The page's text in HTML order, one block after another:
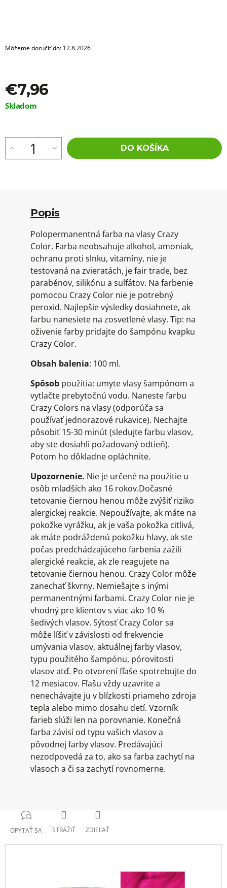
Môžeme doručiť do: 12.8.2026
€7,96
Jednotková
Skladom
DO KOŠÍKA
Popis
Polopermanentná farba na vlasy Crazy
Color. Farba neobsahuje alkohol, amoniak,
ochranu proti slnku, vitamíny, nie je
testovaná na zvieratách, je fair trade, bez
parabénov, silikónu a sulfátov. Na farbenie
pomocou Crazy Color nie je potrebný
peroxid. Najlepšie výsledky dosiahnete, ak
farbu nanesiete na zosvetlené vlasy. Tip: na
oživenie farby pridajte do šampónu kvapku
Crazy Color.
Obsah balenia: 100 ml.
Spôsob použitia: umyte vlasy šampónom a
vytlačte prebytočnú vodu. Naneste farbu
Crazy Colors na vlasy (odporúča sa
používať jednorazové rukavice). Nechajte
pôsobiť 15-30 minút (sledujte farbu vlasov,
aby ste dosiahli požadovaný odtieň).
Potom ho dôkladne opláchnite.
Upozornenie. Nie je určené na použitie u
osôb mladších ako 16 rokov.Dočasné
tetovanie čiernou henou môže zvýšiť riziko
alergickej reakcie. Nepoužívajte, ak máte na
pokožke vyrážku, ak je vaša pokožka citlivá,
ak máte podráždenú pokožku hlavy, ak ste
počas predchádzajúceho farbenia zažili
alergické reakcie, ak zle reagujete na
tetovanie čiernou henou. Crazy Color môže
zanechať škvrny. Nemiešajte s inými
permanentnými farbami. Crazy Color nie je
vhodný pre klientov s viac ako 10 %
šedivých vlasov. Sýtosť Crazy Color sa
môže líšiť v závislosti od frekvencie
umývania vlasov, aktuálnej farby vlasov,
typu použitého šampónu, pórovitosti
vlasov atď. Po otvorení fľaše spotrebujte do
12 mesiacov. Fľašu vždy uzavrite a
nenechávajte ju v blízkosti priameho zdroja
tepla alebo mimo dosahu detí. Vzorník
farieb slúži len na porovnanie. Konečná
farba závisí od typu vašich vlasov a
pôvodnej farby vlasov. Predávajúci
nezodpovedá za to, ako sa farba zachytí na
vlasoch a či sa zachytí rovnomerne.
OPÝTAŤ SA STRÁŽIŤ ZDIEĽAŤ
ZOSTRIHANÝ
Pôvodne:
€6,76